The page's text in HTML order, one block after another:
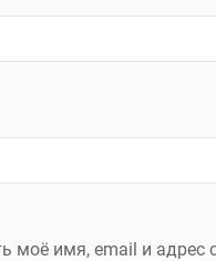
моё имя, email и адрес